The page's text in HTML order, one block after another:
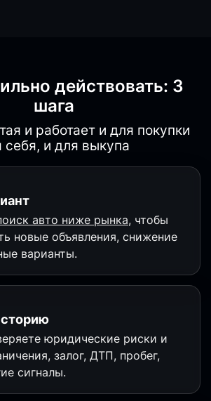
действовать: 3
шага
и работает и для покупки
себя, и для выкупа
авто ниже рынка, чтобы
новые объявления, снижение
варианты.
юридические риски и
залог, ДТП, пробег,
сигналы.